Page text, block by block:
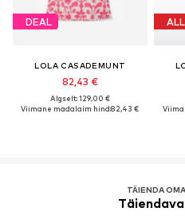
DEAL
LOLA CASADEMUNT
82,43 €
Algselt: 129,00 €
Viimane madalaim hind:82,43 €
TÄIENDA